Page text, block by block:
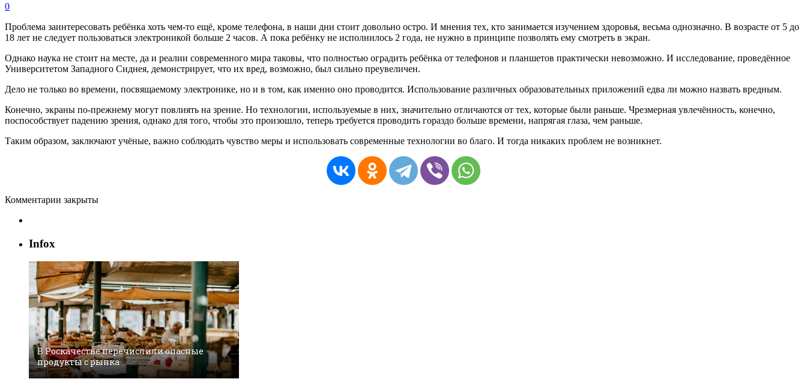
0
Проблема заинтересовать ребёнка хоть чем-то ещё, кроме телефона, в наши дни стоит довольно остро. И мнения тех, кто занимается изучением здоровья, весьма однозначно. В возрасте от 5 до
18 лет не следует пользоваться электроникой больше 2 часов. А пока ребёнку не исполнилось 2 года, не нужно в принципе позволять ему смотреть в экран.
Однако наука не стоит на месте, да и реалии современного мира таковы, что полностью оградить ребёнка от телефонов и планшетов практически невозможно. И исследование, проведённое
Университетом Западного Сиднея, демонстрирует, что их вред, возможно, был сильно преувеличен.
Дело не только во времени, посвящаемому электронике, но и в том, как именно оно проводится. Использование различных образовательных приложений едва ли можно назвать вредным.
Конечно, экраны по-прежнему могут повлиять на зрение. Но технологии, используемые в них, значительно отличаются от тех, которые были раньше. Чрезмерная увлечённость, конечно,
поспособствует падению зрения, однако для того, чтобы это произошло, теперь требуется проводить гораздо больше времени, напрягая глаза, чем раньше.
Таким образом, заключают учёные, важно соблюдать чувство меры и использовать современные технологии во благо. И тогда никаких проблем не возникнет.
Комментарии закрыты
Infox
В Роскачестве перечислили опасные
продукты с рынка